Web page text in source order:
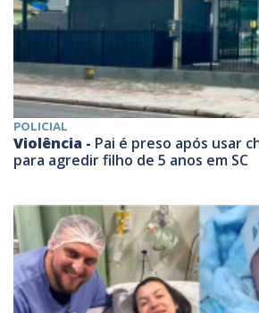
POLICIAL
Violência - Pai é preso após usar
para agredir filho de 5 anos em SC